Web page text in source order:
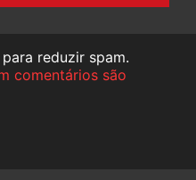
reduzir spam.
comentários são